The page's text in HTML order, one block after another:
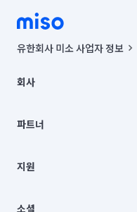
유한회사 미소 사업자 정보
00019 |
주소 | 본사: 서울특별시 종로
컨택센터 : 서울특별시 종로구
상품, 상품정보, 거래에 관한 의
언론 보도 관련 문의:
© 유한회사 미소. Miso, Inc.
회사
채용
파트너
이사
지원
이용약관
소셜